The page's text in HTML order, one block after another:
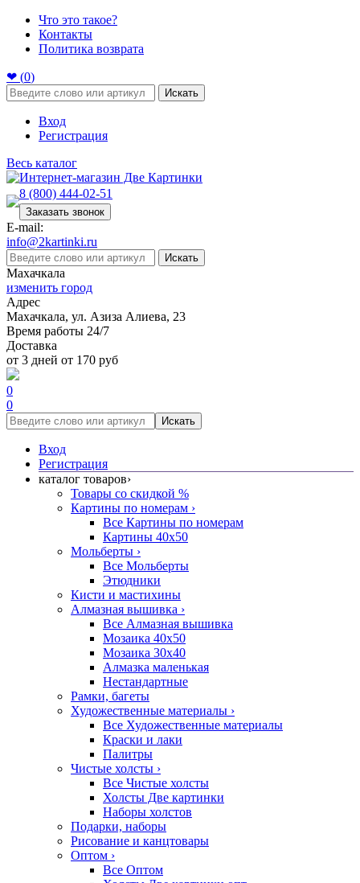
Что это такое?
Контакты
Политика возврата
❤ (0)
Искать
Вход
Регистрация
Весь каталог
8 (800) 444-02-51
Заказать звонок
E-mail:
info@2kartinki.ru
Искать
Махачкала
изменить город
Адрес
Махачкала, ул. Азиза Алиева, 23
Время работы 24/7
Доставка
от 3 дней от 170 руб
0
0
Искать
Вход
Регистрация
каталог товаров›
Товары со скидкой %
Картины по номерам ›
Все Картины по номерам
Картины 40x50
Мольберты ›
Все Мольберты
Этюдники
Кисти и мастихины
Алмазная вышивка ›
Все Алмазная вышивка
Мозаика 40x50
Мозаика 30x40
Алмазка маленькая
Нестандартные
Рамки, багеты
Художественные материалы ›
Все Художественные материалы
Краски и лаки
Палитры
Чистые холсты ›
Все Чистые холсты
Холсты Две картинки
Наборы холстов
Подарки, наборы
Рисование и канцтовары
Оптом ›
Все Оптом